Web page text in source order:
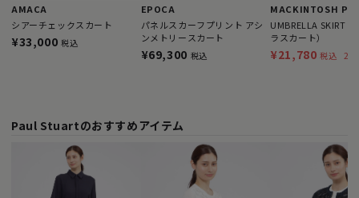
AMACA
シアーチェックスカート
¥33,000 税込
EPOCA
パネルスカーフプリント アシ
ンメトリースカート
¥69,300 税込
UMBRELLA SKIRT
ラスカート）
¥21,780 税込
Paul Stuartのおすすめアイテム